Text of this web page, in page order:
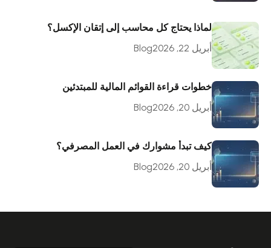
لماذا يحتاج كل محاسب إلى إتقان الإكسل؟
أبريل 22, 2026
Blog
خطوات قراءة القوائم المالية للمبتدئين
أبريل 20, 2026
Blog
كيف تبدأ مشوارك في العمل المصرفي؟
أبريل 20, 2026
Blog